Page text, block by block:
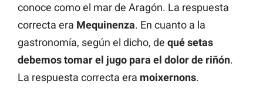
conoce como el mar de Aragón. La respuesta
correcta era Mequinenza. En cuanto a la
gastronomía, según el dicho, de qué setas
debemos tomar el jugo para el dolor de riñón.
La respuesta correcta era moixernons.